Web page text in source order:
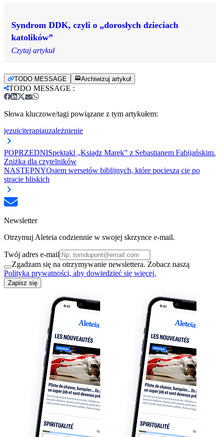
Syndrom DDK, czyli o „dorosłych dzieciach
katolików”
Czytaj artykuł
TODO MESSAGE Archiwizuj artykuł
TODO MESSAGE :
Słowa kluczowe/tagi powiązane z tym artykułem:
jezuiciterapiauzależnienie
POPRZEDNISpektakl „Ksiądz Marek” z Sebastianem Fabijańskim.
Zniżka dla czytelników
NASTĘPNYOsiem wersetów biblijnych, które pocieszą cię po
stracie bliskich
Newsletter
Otrzymuj Aleteia codziennie w swojej skrzynce e-mail.
Twój adres e-mail
Zgadzam się na otrzymywanie newslettera. Zobacz naszą
Polityka prywatności, aby dowiedzieć się więcej.
Zapisz się